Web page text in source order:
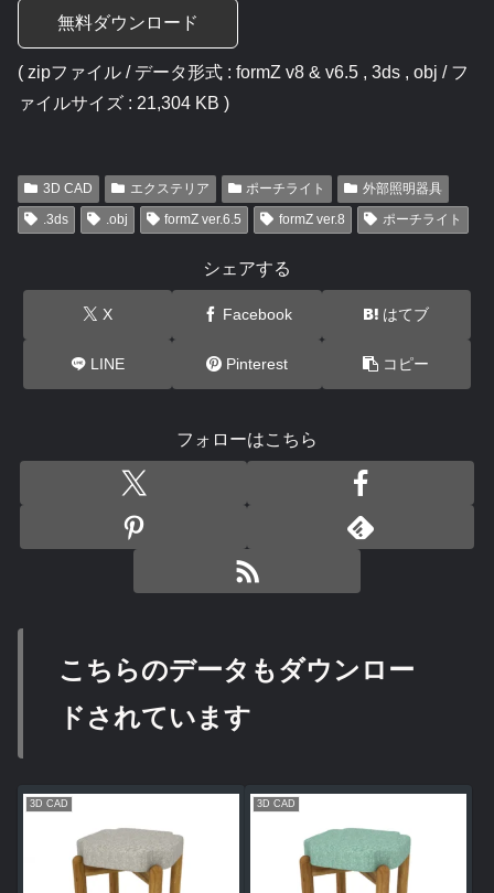
無料ダウンロード
( zipファイル / データ形式 : formZ v8 & v6.5 , 3ds , obj / フ
ァイルサイズ : 21,304 KB )
3D CAD エクステリア ポーチライト
外部照明器具
.3ds
.obj formZ ver.6.5 formZ ver.8 ポーチライト
シェアする
X Facebook はてブ
LINE Pinterest コピー
フォローはこちら
こちらのデータもダウンロー
ドされています
3D CAD 3D CAD